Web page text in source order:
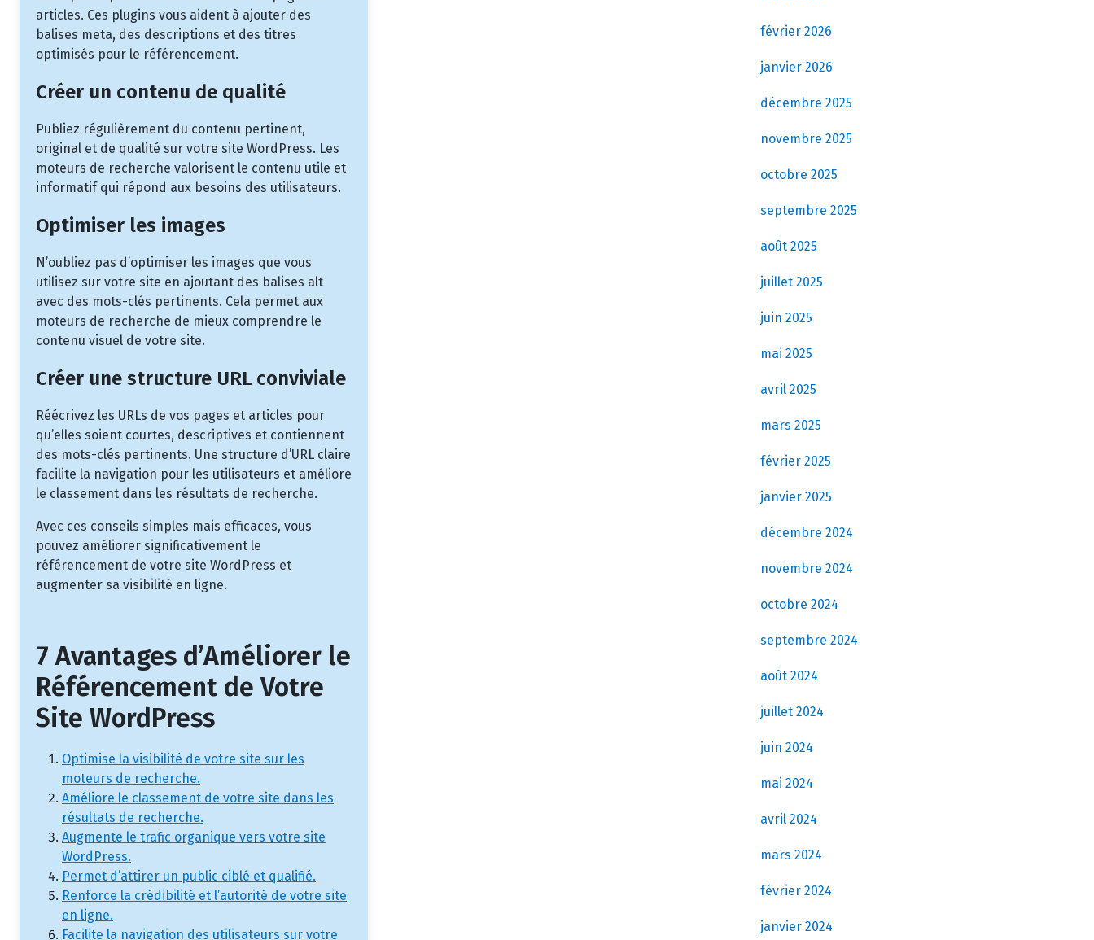
articles. Ces plugins vous aident à ajouter des
balises meta, des descriptions et des titres
optimisés pour le référencement.
Créer un contenu de qualité
Publiez régulièrement du contenu pertinent,
original et de qualité sur votre site WordPress. Les
moteurs de recherche valorisent le contenu utile et
informatif qui répond aux besoins des utilisateurs.
Optimiser les images
N’oubliez pas d’optimiser les images que vous
utilisez sur votre site en ajoutant des balises alt
avec des mots-clés pertinents. Cela permet aux
moteurs de recherche de mieux comprendre le
contenu visuel de votre site.
Créer une structure URL conviviale
Réécrivez les URLs de vos pages et articles pour
qu’elles soient courtes, descriptives et contiennent
des mots-clés pertinents. Une structure d’URL claire
facilite la navigation pour les utilisateurs et améliore
le classement dans les résultats de recherche.
Avec ces conseils simples mais efficaces, vous
pouvez améliorer significativement le
référencement de votre site WordPress et
augmenter sa visibilité en ligne.
7 Avantages d’Améliorer le
Référencement de Votre
Site WordPress
Optimise la visibilité de votre site sur les
moteurs de recherche.
Améliore le classement de votre site dans les
résultats de recherche.
Augmente le trafic organique vers votre site
WordPress.
Permet d’attirer un public ciblé et qualifié.
Renforce la crédibilité et l’autorité de votre site
en ligne.
Facilite la navigation des utilisateurs sur votre
février 2026
janvier 2026
décembre 2025
novembre 2025
octobre 2025
septembre 2025
août 2025
juillet 2025
juin 2025
mai 2025
avril 2025
mars 2025
février 2025
janvier 2025
décembre 2024
novembre 2024
octobre 2024
septembre 2024
août 2024
juillet 2024
juin 2024
mai 2024
avril 2024
mars 2024
février 2024
janvier 2024